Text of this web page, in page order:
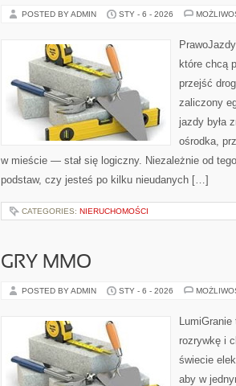
POSTED BY ADMIN STY - 6 - 2026
które chcą
przejść
zaliczony
jazdy była
ośrodka,
w mieście — stał się logiczny. Niezależnie od
podstaw, czy jesteś po kilku nieudanych […]
CATEGORIES: NIERUCHOMOŚCI
GRY MMO
POSTED BY ADMIN STY - 6 - 2026
rozrywkę i
świecie
aby w